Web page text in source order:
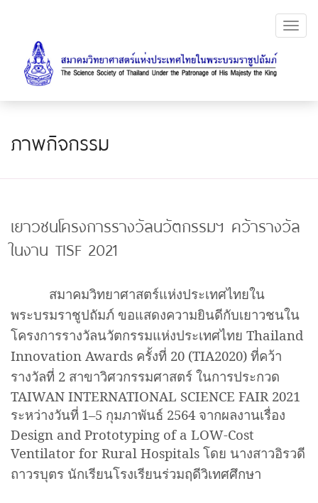
ภาพกิจกรรม
เยาวชนโครงการรางวัลนวัตกรรมฯ คว้ารางวัล
ในงาน TISF 2021
สมาคมวิทยาศาสตร์แห่งประเทศไทยใน
พระบรมราชูปถัมภ์ ขอแสดงความยินดีกับเยาวชนใน
โครงการรางวัลนวัตกรรมแห่งประเทศไทย Thailand
Innovation Awards ครั้งที่ 20 (TIA2020) ที่คว้า
รางวัลที่ 2 สาขาวิศวกรรมศาสตร์ ในการประกวด
TAIWAN INTERNATIONAL SCIENCE FAIR 2021
ระหว่างวันที่ 1–5 กุมภาพันธ์ 2564 จากผลงานเรื่อง
Design and Prototyping of a LOW-Cost
Ventilator for Rural Hospitals โดย นางสาวอิรวดี
ถาวรบุตร นักเรียนโรงเรียนร่วมฤดีวิเทศศึกษา